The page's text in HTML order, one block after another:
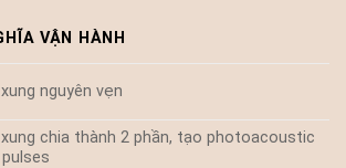
VẬN HÀNH
nguyên vẹn
chia thành 2 phần, tạo photoacoustic